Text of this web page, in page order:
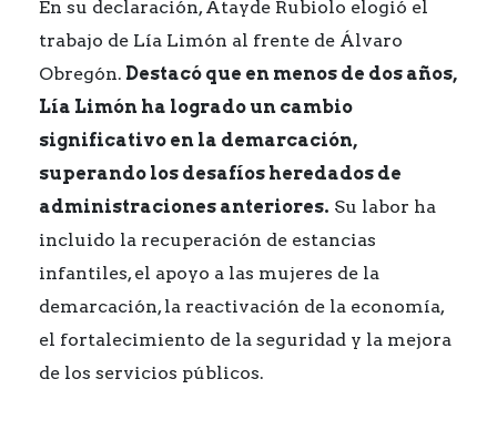
En su declaración, Atayde Rubiolo elogió el
trabajo de Lía Limón al frente de Álvaro
Obregón. Destacó que en menos de dos años,
Lía Limón ha logrado un cambio
significativo en la demarcación,
superando los desafíos heredados de
administraciones anteriores. Su labor ha
incluido la recuperación de estancias
infantiles, el apoyo a las mujeres de la
demarcación, la reactivación de la economía,
el fortalecimiento de la seguridad y la mejora
de los servicios públicos.